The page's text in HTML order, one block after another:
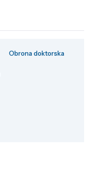
Obrona doktorska